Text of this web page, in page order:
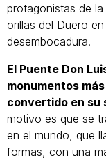
protagonistas de
orillas del Duero
desembocadura.
El Puente Don
monumentos
convertido en su
motivo es que se
en el mundo, que
formas, con una